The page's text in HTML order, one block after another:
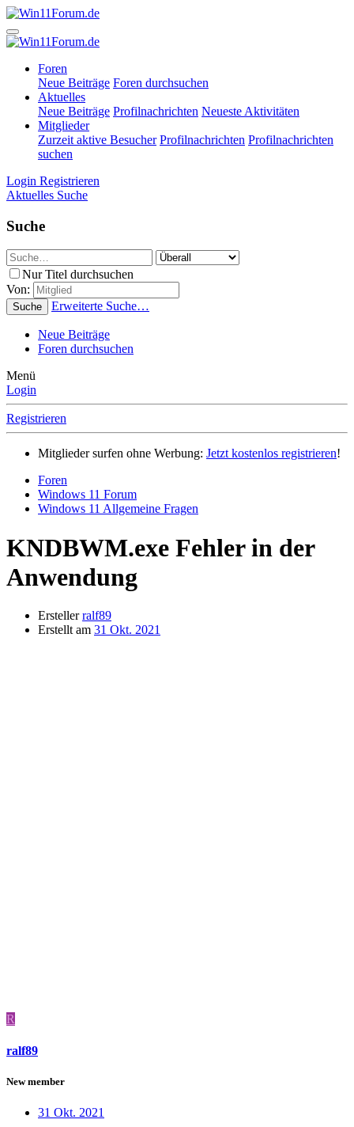
Foren
Neue Beiträge Foren durchsuchen
Aktuelles
Neue Beiträge Profilnachrichten Neueste Aktivitäten
Mitglieder
Zurzeit aktive Besucher Profilnachrichten Profilnachrichten
suchen
Login Registrieren
Aktuelles Suche
Suche
Nur Titel durchsuchen
Von:
Suche Erweiterte Suche…
Neue Beiträge
Foren durchsuchen
Menü
Login
Registrieren
Mitglieder surfen ohne Werbung: Jetzt kostenlos registrieren!
Foren
Windows 11 Forum
Windows 11 Allgemeine Fragen
KNDBWM.exe Fehler in der
Anwendung
Ersteller ralf89
Erstellt am 31 Okt. 2021
R
ralf89
New member
31 Okt. 2021